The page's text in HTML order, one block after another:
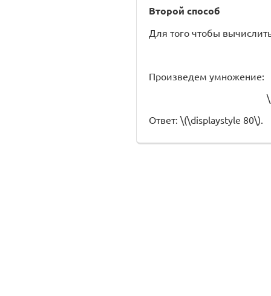
Второй способ
Для того чтобы
Произведем умножение:
Ответ: \(\displaystyle 80\).